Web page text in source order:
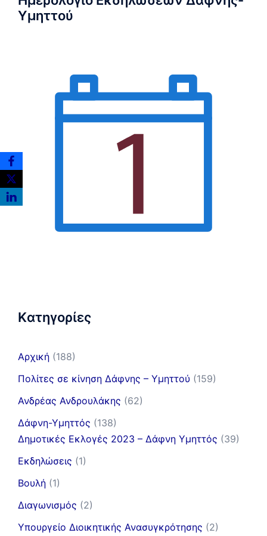
Υμηττού
Kατηγορίες
Αρχική (188)
Πολίτες σε κίνηση Δάφνης – Υμηττού (159)
Ανδρέας Ανδρουλάκης (62)
Δάφνη-Υμηττός (138)
Δημοτικές Εκλογές 2023 – Δάφνη Υμηττός (39)
Εκδηλώσεις (1)
Βουλή (1)
Διαγωνισμός (2)
Υπουργείο Διοικητικής Ανασυγκρότησης (2)